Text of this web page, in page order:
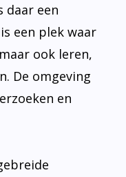
daar een
een plek waar
ook leren,
De omgeving
en